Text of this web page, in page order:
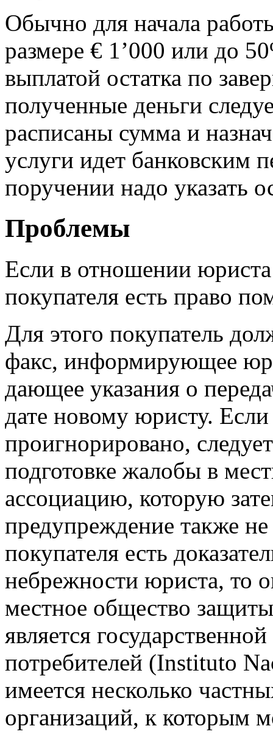
Обычно для начала
размере € 1’000 или до
выплатой остатка по
полученные деньги
расписаны сумма и
услуги идет банковским
поручении надо указать
Проблемы
Если в отношении
покупателя есть право
Для этого покупатель
факс, информирующее
дающее указания о
дате новому юристу.
проигнорировано,
подготовке жалобы в
ассоциацию, которую
предупреждение также
покупателя есть
небрежности юриста, то
местное общество
является
потребителей (Instituto
имеется несколько
организаций, к которым